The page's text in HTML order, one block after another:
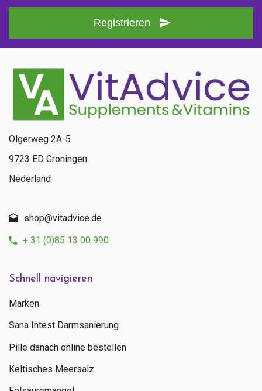
Senden
Kontaktieren Sie uns
+ 31 (0)85 13 00 990
Mo - Fr: 09:00 - 16:00
Registrieren
Schnell navigieren
Marken
Sana Intest Darmsanierung
Pille danach online bestellen
Keltisches Meersalz
Olgerweg 2A-5
9723 ED Groningen
Nederland
shop@vitadvice.de
+ 31 (0)85 13 00 990